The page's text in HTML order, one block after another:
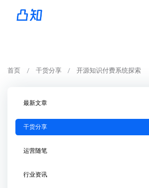
首页 干货分享 开源知识付费系统探索
最新文章
干货分享
运营随笔
行业资讯